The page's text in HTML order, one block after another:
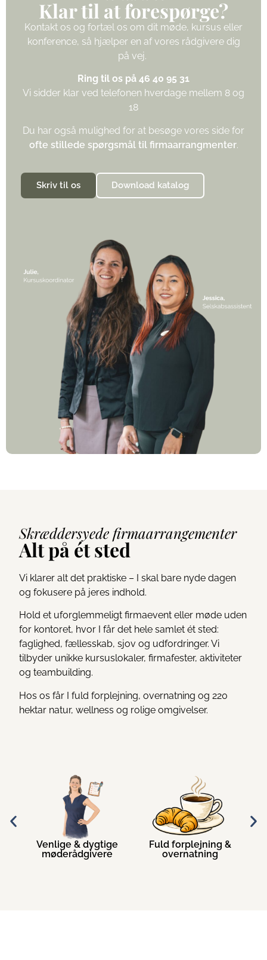
Klar til at forespørge?
Kontakt os og fortæl os om dit møde, kursus eller
konference, så hjælper en af vores rådgivere dig
på vej.
Ring til os på 46 40 95 31
Vi sidder klar ved telefonen hverdage mellem 8 og
18
Du har også mulighed for at besøge vores side for
ofte stillede spørgsmål til firmaarrangmenter.
Skriv til os Download katalog
Skræddersyede firmaarrangementer
Alt på ét sted
Vi klarer alt det praktiske – I skal bare nyde dagen
og fokusere på jeres indhold.
Hold et uforglemmeligt firmaevent eller møde uden
for kontoret, hvor I får det hele samlet ét sted:
faglighed, fællesskab, sjov og udfordringer. Vi
tilbyder unikke kursuslokaler, firmafester, aktiviteter
og teambuilding.
Hos os får I fuld forplejning, overnatning og 220
hektar natur, wellness og rolige omgivelser.
Venlige & dygtige
møderådgivere
Fuld forplejning &
overnatning